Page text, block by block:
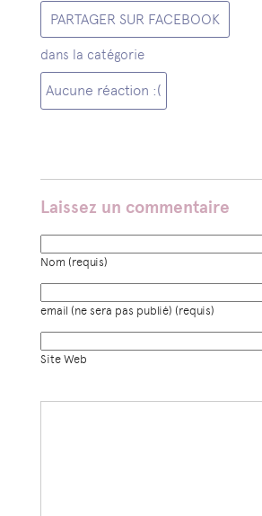
PARTAGER SUR FACEBOOK
dans la catégorie
Aucune réaction :(
Laissez un commentaire
Nom (requis)
email (ne sera pas publié) (requis)
Site Web